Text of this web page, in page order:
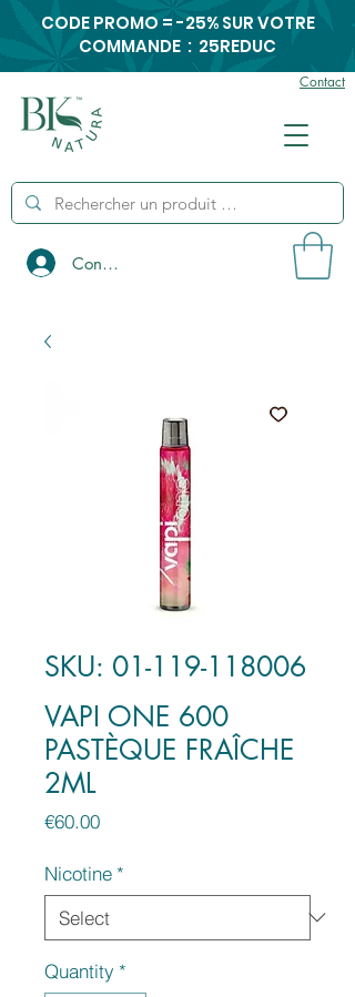
Contact
Connexion
CODE PROMO = -25% SUR VOTRE
COMMANDE : 25REDUC
SKU: 01-119-118006
VAPI ONE 600
PASTÈQUE FRAÎCHE
2ML
€60.00Price
Nicotine *
Quantity *